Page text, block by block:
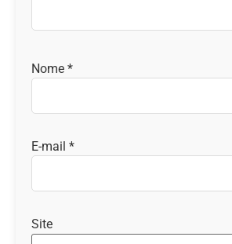
Nome *
E-mail *
Site